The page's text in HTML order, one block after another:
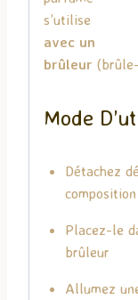
s’utilise
avec un
brûleur
Mode
Détachez
Placez-le
brûleur
Allumez